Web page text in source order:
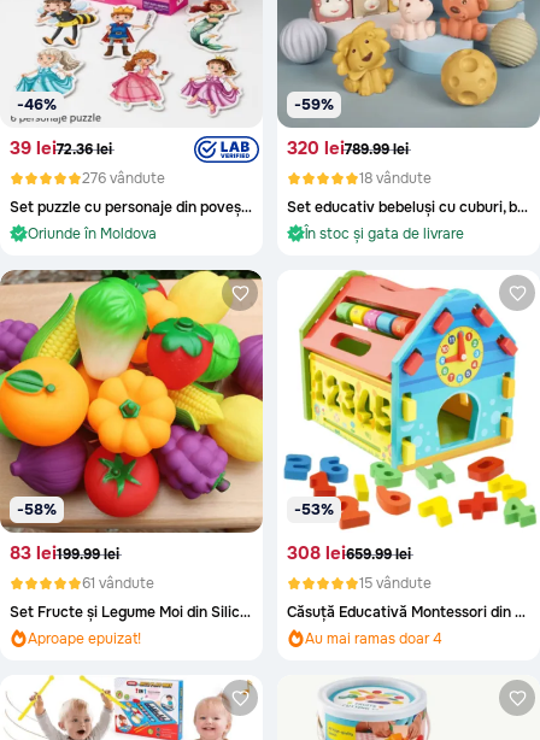
-46%
39 lei72.36 lei
276 vândute
Set puzzle cu personaje din povești pentru copii mici
În stoc și gata de livrare
În stoc și gata de livrare
-59%
320 lei789.99 lei
18 vândute
Set educativ bebeluși cu cuburi, bile și animale moi
În stoc și gata de livrare
În stoc și gata de livrare
-58%
83 lei199.99 lei
61 vândute
Set Fructe și Legume Moi din Silicon – 6 Buc
Au mai ramas doar 5
Au mai ramas doar 5
-53%
308 lei659.99 lei
15 vândute
Căsuță Educativă Montessori din Lemn 6 în 1
Au mai ramas doar 4
Au mai ramas doar 4